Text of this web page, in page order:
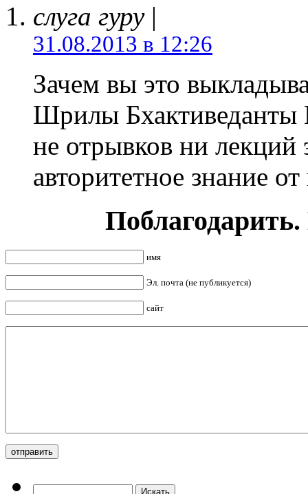
слуга гуру|
31.08.2013 в 12:26
Зачем вы это
Шрилы Бхактиведанты
не отрывков ни лекций
авторитетное знание
имя
Эл. почта (не публикуется)
сайт